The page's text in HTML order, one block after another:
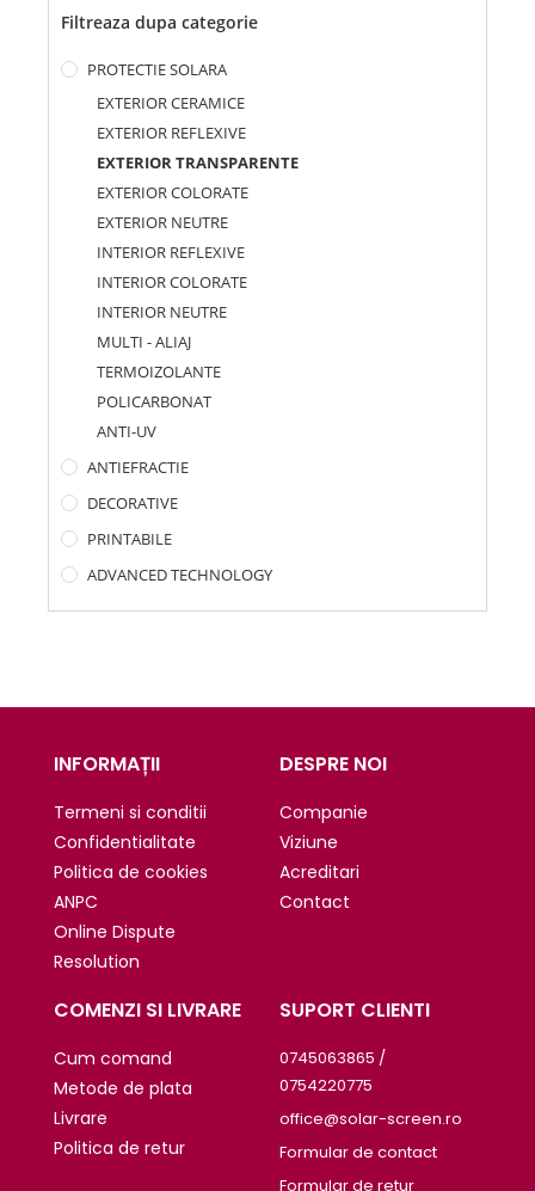
Filtreaza dupa categorie
PROTECTIE SOLARA
EXTERIOR CERAMICE
EXTERIOR REFLEXIVE
EXTERIOR TRANSPARENTE
EXTERIOR COLORATE
EXTERIOR NEUTRE
INTERIOR REFLEXIVE
INTERIOR COLORATE
INTERIOR NEUTRE
MULTI - ALIAJ
TERMOIZOLANTE
POLICARBONAT
ANTI-UV
ANTIEFRACTIE
DECORATIVE
PRINTABILE
ADVANCED TECHNOLOGY
INFORMAȚII
Termeni si conditii
Confidentialitate
Politica de cookies
ANPC
Online Dispute
Resolution
DESPRE NOI
Companie
Viziune
Acreditari
Contact
COMENZI SI LIVRARE
Cum comand
Metode de plata
Livrare
Politica de retur
SUPORT CLIENTI
0745063865 /
0754220775
office@solar-screen.ro
Formular de contact
Formular de retur